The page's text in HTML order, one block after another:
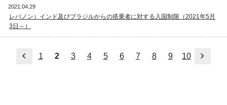
2021.04.29
レバノン）インド及びブラジルからの搭乗者に対する入国制限（2021年5月
3日～）
前へ
1 2 3 4 5 6 7 8 9 10